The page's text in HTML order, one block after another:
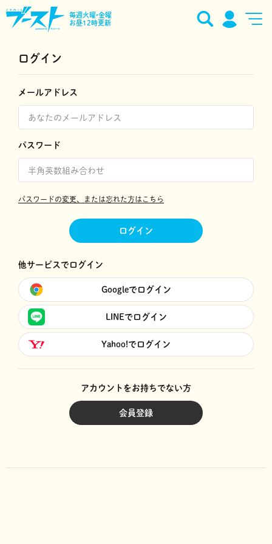
毎週火曜•金曜
お昼12時更新
ログイン
メールアドレス
パスワード
パスワードの変更、または忘れた方はこちら
ログイン
他サービスでログイン
Googleでログイン
LINEでログイン
Yahoo!でログイン
アカウントをお持ちでない方
会員登録